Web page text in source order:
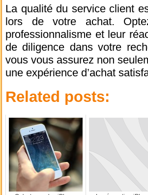
La qualité du service client
lors de votre achat.
professionnalisme et leur
de diligence dans votre
vous vous assurez non
une expérience d’achat
Related posts: